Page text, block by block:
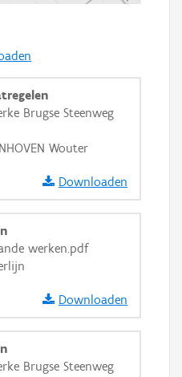
Brugse Steenweg
Wouter
Downloaden
werken.pdf
Downloaden
Brugse Steenweg